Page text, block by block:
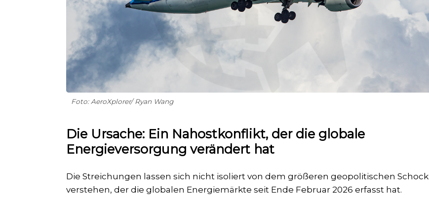
Foto: AeroXplorer/ Ryan Wang
Die Ursache: Ein Nahostkonflikt, der die globale
Energieversorgung verändert hat
Die Streichungen lassen sich nicht isoliert von dem größeren geopolitischen Schock
verstehen, der die globalen Energiemärkte seit Ende Februar 2026 erfasst hat.